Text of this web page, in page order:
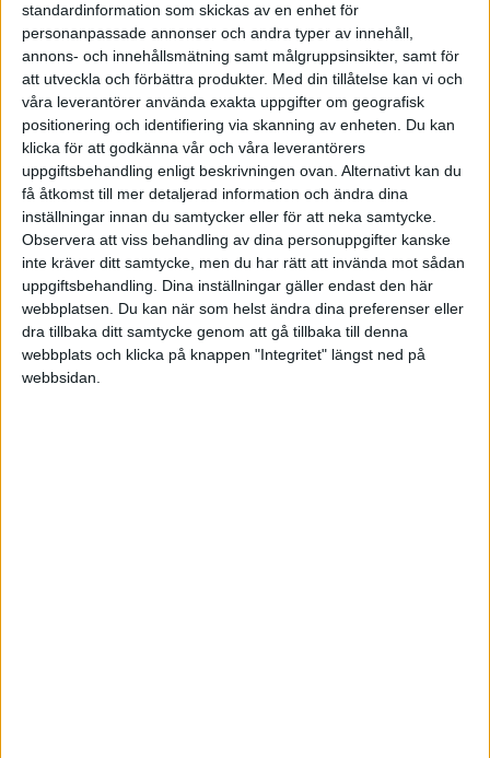
standardinformation som skickas av en enhet för
personanpassade annonser och andra typer av innehåll,
annons- och innehållsmätning samt målgruppsinsikter, samt för
att utveckla och förbättra produkter. Med din tillåtelse kan vi och
våra leverantörer använda exakta uppgifter om geografisk
positionering och identifiering via skanning av enheten. Du kan
klicka för att godkänna vår och våra leverantörers
uppgiftsbehandling enligt beskrivningen ovan. Alternativt kan du
få åtkomst till mer detaljerad information och ändra dina
inställningar innan du samtycker eller för att neka samtycke.
Observera att viss behandling av dina personuppgifter kanske
inte kräver ditt samtycke, men du har rätt att invända mot sådan
uppgiftsbehandling. Dina inställningar gäller endast den här
webbplatsen. Du kan när som helst ändra dina preferenser eller
dra tillbaka ditt samtycke genom att gå tillbaka till denna
webbplats och klicka på knappen "Integritet" längst ned på
webbsidan.
Men om jag ska titta på din uträkning en gång till så tolkar jag det
som att för att du tar 25% belåning så får du 1,2-1,3% mer
avkastning? Känns spontant som väldigt stor risk för väldigt lite
utdelning?
Mvh,
Seglaren
Jompa (J_F) 21 Januari 2020 16:30
6
Rättelse 2: Jag inser att jag inte har beaktat att man måste ta hänsyn
till vinstskatt på ränteintäkter på sparkontot - vilket gör att
räntefonder blir mer attraktiva än nyss.